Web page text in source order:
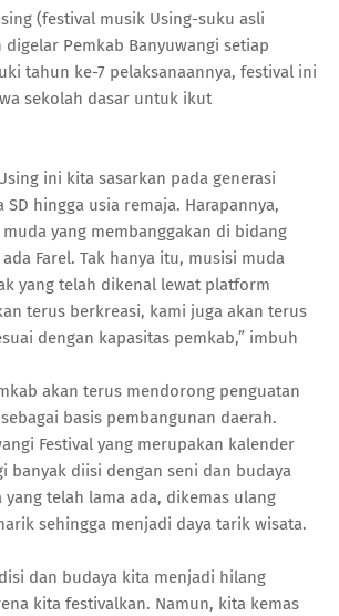
(festival musik Using-suku asli
Pemkab Banyuwangi setiap
tahun ke-7 pelaksanaannya, festival ini
sekolah dasar untuk ikut
ini kita sasarkan pada generasi
SD hingga usia remaja. Harapannya,
yang membanggakan di bidang
Farel. Tak hanya itu, musisi muda
yang telah dikenal lewat platform
terus berkreasi, kami juga akan terus
dengan kapasitas pemkab,” imbuh
akan terus mendorong penguatan
basis pembangunan daerah.
Festival yang merupakan kalender
banyak diisi dengan seni dan budaya
yang telah lama ada, dikemas ulang
sehingga menjadi daya tarik wisata.
dan budaya kita menjadi hilang
kita festivalkan. Namun, kita kemas